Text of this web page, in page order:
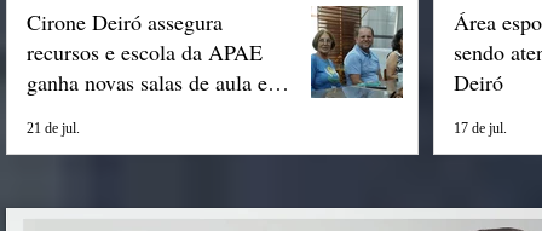
Cirone Deiró assegura
recursos e escola da APAE
ganha novas salas de aula em
21 de jul.
Área
sendo
Deiró
17 de jul.